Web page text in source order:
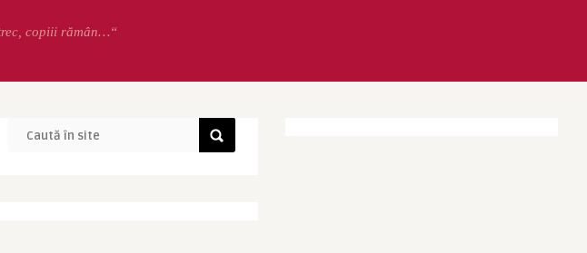
copiii rămân…“